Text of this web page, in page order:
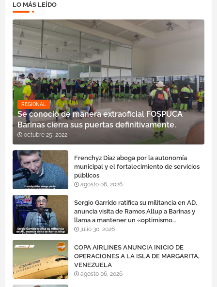
LO MÁS LEÍDO
REGIONAL
Se conoció de manera extraoficial FOSPUCA
Barinas cierra sus puertas definitivamente.
octubre 25, 2022
Frenchyz Díaz aboga por la autonomía
municipal y el fortalecimiento de servicios
públicos
agosto 06, 2026
Sergio Garrido ratifica su militancia en AD,
anuncia visita de Ramos Allup a Barinas y
llama a mantener un «optimismo
cauteloso»
julio 30, 2026
COPA AIRLINES ANUNCIA INICIO DE
OPERACIONES A LA ISLA DE MARGARITA,
VENEZUELA
agosto 06, 2026